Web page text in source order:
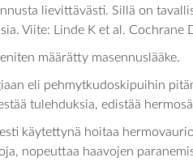
lievittävästi. Sillä on
Viite: Linde K et al. Cochrane
määrätty masennuslääke.
eli pehmytkudoskipuihin
tulehduksia, edistää
käytettynä hoitaa
nopeuttaa haavojen